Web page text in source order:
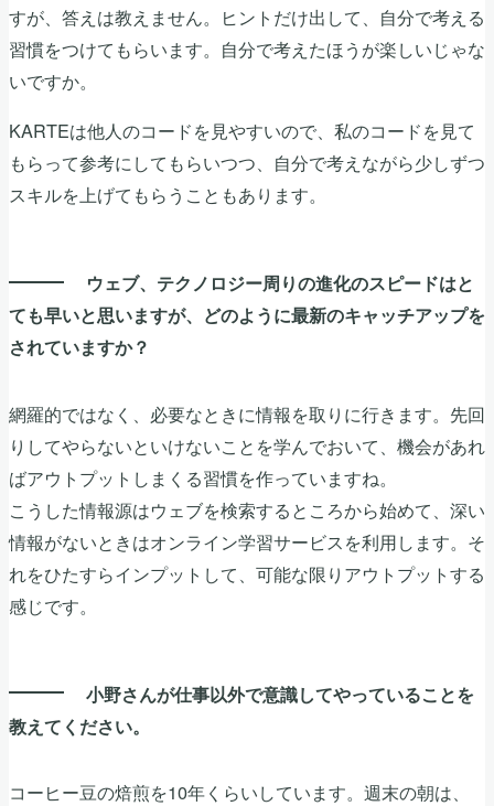
すが、答えは教えません。ヒントだけ出して、自分で考える
習慣をつけてもらいます。自分で考えたほうが楽しいじゃな
いですか。
KARTEは他人のコードを見やすいので、私のコードを見て
もらって参考にしてもらいつつ、自分で考えながら少しずつ
スキルを上げてもらうこともあります。
ウェブ、テクノロジー周りの進化のスピードはと
ても早いと思いますが、どのように最新のキャッチアップを
されていますか？
網羅的ではなく、必要なときに情報を取りに行きます。先回
りしてやらないといけないことを学んでおいて、機会があれ
ばアウトプットしまくる習慣を作っていますね。
こうした情報源はウェブを検索するところから始めて、深い
情報がないときはオンライン学習サービスを利用します。そ
れをひたすらインプットして、可能な限りアウトプットする
感じです。
小野さんが仕事以外で意識してやっていることを
教えてください。
コーヒー豆の焙煎を10年くらいしています。週末の朝は、